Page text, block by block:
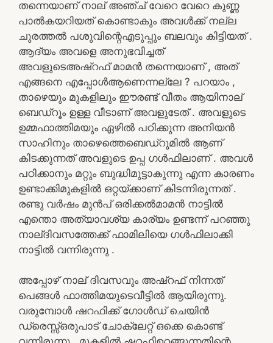
തന്നെയാണ് നാല് അഞ്ച് വേറെ വേറെ കുണ്ണ
പാൽകയറിയത് കൊണ്ടാകും അവൾക്ക് നല്ല
ചുരത്തൽ പശുവിന്റെഎടുപ്പും ബലവും കിട്ടിയത് .
ആദ്യം അവളെ അനുഭവിച്ചത്
അവളുടെഅഷ്‌റഫ് മാമൻ തന്നെയാണ് , അത്
എങ്ങനെ എപ്പോൾആണെന്നല്ലേ ? പറയാം ,
താഴെയും മുകളിലും ഈരണ്ട് വീതം ആയിനാല്
ബെഡ്‌റൂം ഉള്ള വീടാണ് അവളുടേത് . അവളുടെ
ഉമ്മഫാത്തിമയും ഏഴിൽ പഠിക്കുന്ന അനിയൻ
സാഹിനും താഴെത്തെബെഡ്‌റൂമിൽ ആണ്
കിടക്കുന്നത് അവളുടെ ഉപ്പ ഗൾഫിലാണ് . അവൾ
പഠിക്കാനും മറ്റും ബുദ്ധിമുട്ടാകുന്നു എന്ന കാരണം
ഉണ്ടാക്കിമുകളിൽ ഒറ്റയ്ക്കാണ് കിടന്നിരുന്നത് .
രണ്ടു വർഷം മുൻപ് ഒരിക്കൽമാമൻ നാട്ടിൽ
എന്തൊ അത്യാവശ്യ കാര്യം ഉണ്ടന്ന് പറഞ്ഞു
നാല്ദിവസത്തേക്ക് ഫാമിലിയെ ഗൾഫിലാക്കി
നാട്ടിൽ വന്നിരുന്നു .
അപ്പോഴ് നാല് ദിവസവും അഷ്‌റഫ് നിന്നത്
പെങ്ങൾ ഫാത്തിമയുടെവീട്ടിൽ ആയിരുന്നു.
വരുമ്പോൾ ഷറഫിക്ക് ഗോൾഡ് ചെയിൻ
ഡ്രെസ്സ്ഒരുപാട് ചോക്ലേറ്റ് ഒക്കെ കൊണ്ട്